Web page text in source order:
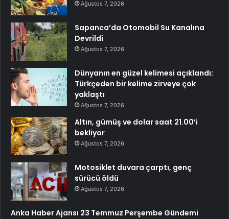
Ağustos 7, 2026
Sapanca’da Otomobil Su Kanalına
Devrildi
Ağustos 7, 2026
Dünyanın en güzel kelimesi açıklandı:
Türkçeden bir kelime zirveye çok
yaklaştı
Ağustos 7, 2026
Altın, gümüş ve dolar saat 21.00’i
bekliyor
Ağustos 7, 2026
Motosiklet duvara çarptı, genç
sürücü öldü
Ağustos 7, 2026
Anka Haber Ajansı 23 Temmuz Perşembe Gündemi